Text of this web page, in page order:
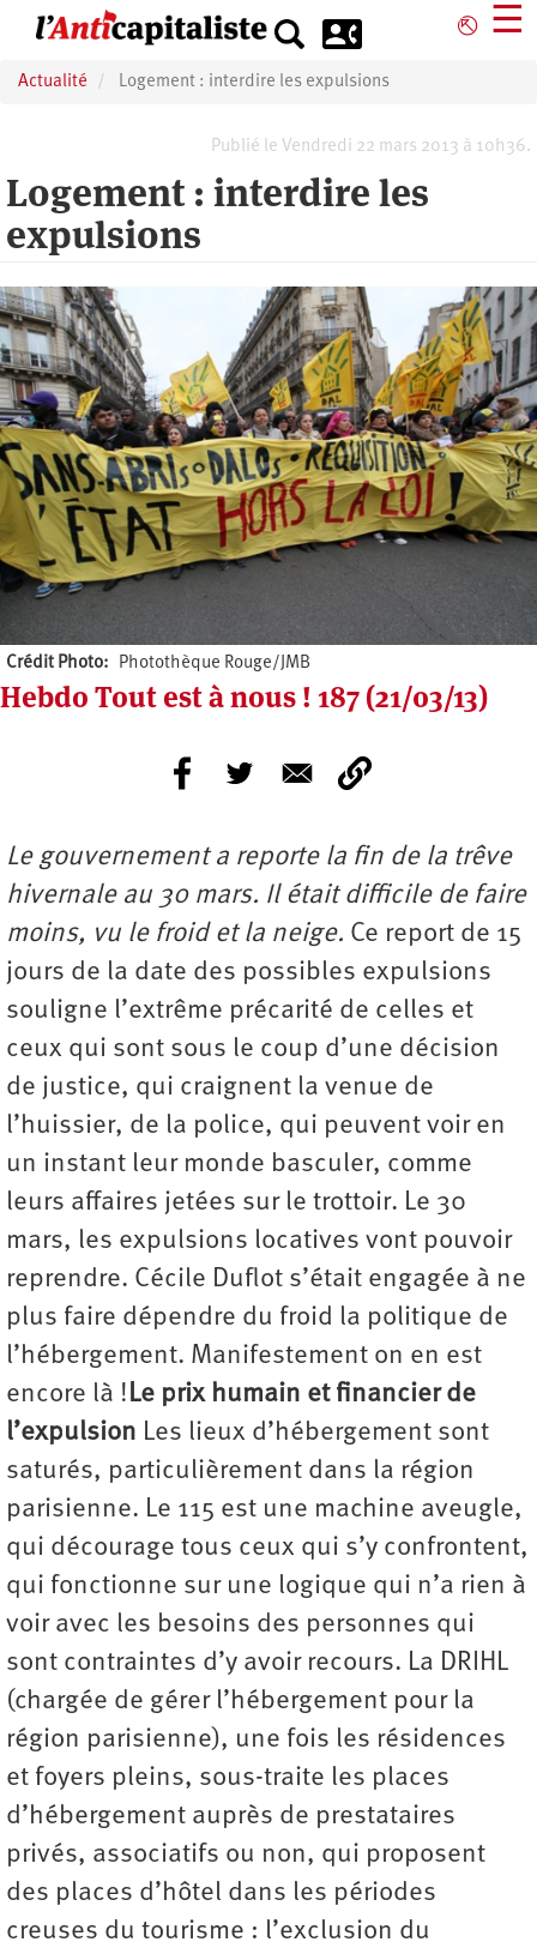
principal
⎋ ☰
Actualité Logement : interdire les expulsions
Publié le Vendredi 22 mars 2013 à 10h36.
Logement : interdire les
expulsions
Crédit Photo Photothèque Rouge/JMB
Hebdo Tout est à nous ! 187 (21/03/13)
Le gouvernement a reporte la fin de la trêve
hivernale au 30 mars. Il était difficile de faire
moins, vu le froid et la neige. Ce report de 15
jours de la date des possibles expulsions
souligne l’extrême précarité de celles et
ceux qui sont sous le coup d’une décision
de justice, qui craignent la venue de
l’huissier, de la police, qui peuvent voir en
un instant leur monde basculer, comme
leurs affaires jetées sur le trottoir. Le 30
mars, les expulsions locatives vont pouvoir
reprendre. Cécile Duflot s’était engagée à ne
plus faire dépendre du froid la politique de
l’hébergement. Manifestement on en est
encore là !Le prix humain et financier de
l’expulsion Les lieux d’hébergement sont
saturés, particulièrement dans la région
parisienne. Le 115 est une machine aveugle,
qui décourage tous ceux qui s’y confrontent,
qui fonctionne sur une logique qui n’a rien à
voir avec les besoins des personnes qui
sont contraintes d’y avoir recours. La DRIHL
(chargée de gérer l’hébergement pour la
région parisienne), une fois les résidences
et foyers pleins, sous-traite les places
d’hébergement auprès de prestataires
privés, associatifs ou non, qui proposent
des places d’hôtel dans les périodes
creuses du tourisme : l’exclusion du